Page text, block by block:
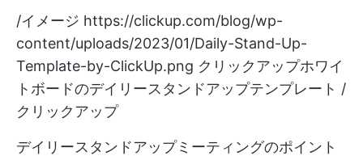
/イメージ https://clickup.com/blog/wp-
content/uploads/2023/01/Daily-Stand-Up-
Template-by-ClickUp.png クリックアップホワイ
トボードのデイリースタンドアップテンプレート /
クリックアップ
デイリースタンドアップミーティングのポイント